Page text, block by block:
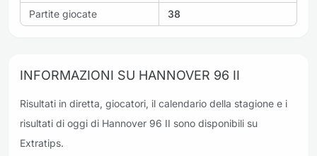
Partite giocate
38
INFORMAZIONI SU HANNOVER 96 II
Risultati in diretta, giocatori, il calendario della stagione e i
risultati di oggi di Hannover 96 II sono disponibili su
Extratips.